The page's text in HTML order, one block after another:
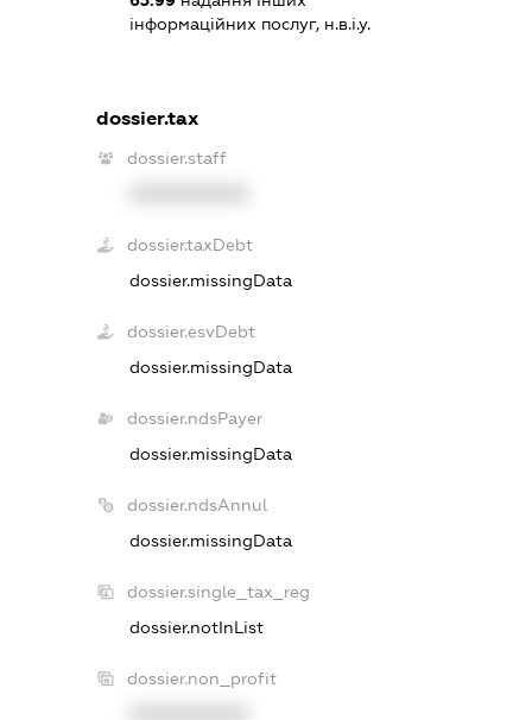
інформаційних послуг, н.в.і.у.
dossier.tax
dossier.staff
dossier.taxDebt
dossier.missingData
dossier.esvDebt
dossier.missingData
dossier.ndsPayer
dossier.missingData
dossier.ndsAnnul
dossier.missingData
dossier.single_tax_reg
dossier.notInList
dossier.non_profit